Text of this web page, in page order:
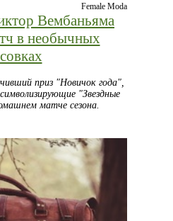
Female Moda
Вембаньяма
в необычных
приз "Новичок года",
"Звездные
матче сезона.